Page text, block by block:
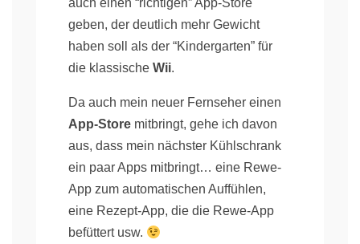
auch einen “richtigen” App-Store
geben, der deutlich mehr Gewicht
haben soll als der “Kindergarten” für
die klassische Wii.
Da auch mein neuer Fernseher einen
App-Store mitbringt, gehe ich davon
aus, dass mein nächster Kühlschrank
ein paar Apps mitbringt… eine Rewe-
App zum automatischen Auffühlen,
eine Rezept-App, die die Rewe-App
befüttert usw.